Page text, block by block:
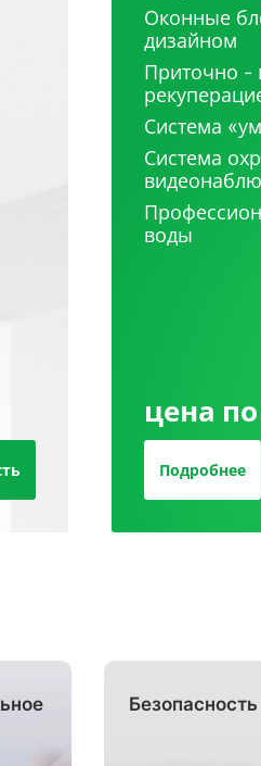
Оконные
дизайном
Приточно -
Система
Система
воды
цена
Подробнее
Безопасность